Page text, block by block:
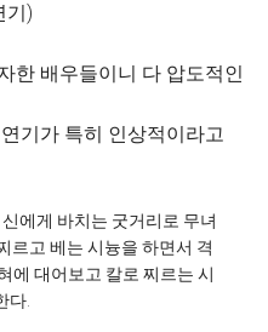
기)
한 배우들이니 다 압도적인
기가 특히 인상적이라고
에게 바치는 굿거리로 무녀
르고 베는 시늉을 하면서 격
에 대어보고 칼로 찌르는 시
다.